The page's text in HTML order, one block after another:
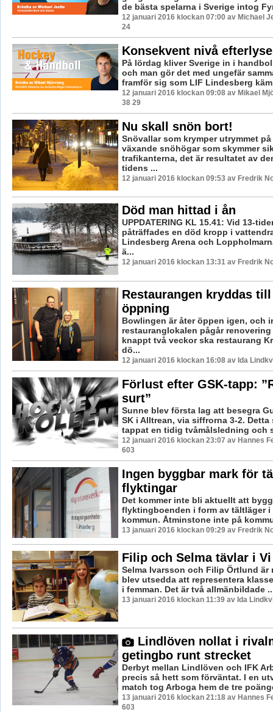
de bästa spelarna i Sverige intog
12 januari 2016 klockan 07:00 av Michael
24
Konsekvent nivå
På lördag kliver Sverige in i
och man gör det med ungefär
framför sig som LIF Lindesberg
12 januari 2016 klockan 09:08 av Mikael
38 29
Nu skall snön bort!
Snövallar som krymper utrymmet
växande snöhögar som skymmer
trafikanterna, det är resultatet av
tidens ...
12 januari 2016 klockan 09:53 av Fredrik
Död man hittad i ån
UPPDATERING KL 15.41: Vid 13-
påträffades en död kropp i
Lindesberg Arena och
ä...
12 januari 2016 klockan 13:31 av Fredrik
Restaurangen kryddas
öppning
Bowlingen är åter öppen igen, och
restauranglokalen pågår
knappt två veckor ska restaurang
dö...
12 januari 2016 klockan 16:08 av Ida
Förlust efter GSK-tapp:
surt”
Sunne blev första lag att besegra
SK i Alltrean, via siffrorna 3-2. Detta
tappat en tidig tvåmålsledning och
12 januari 2016 klockan 23:07 av Hannes
603
Ingen byggbar mark för
flyktingar
Det kommer inte bli aktuellt att
flyktingboenden i form av tältläger i
kommun. Åtminstone inte på
13 januari 2016 klockan 09:29 av Fredrik
Filip och Selma tävlar i
Selma Ivarsson och Filip Örtlund är
blev utsedda att representera
i femman. Det är två allmänbildade
13 januari 2016 klockan 11:39 av Ida
Lindlöven nollat i
getingbo runt strecket
Derbyt mellan Lindlöven och IFK
precis så hett som förväntat. I en
match tog Arboga hem de tre
13 januari 2016 klockan 21:18 av Hannes
603